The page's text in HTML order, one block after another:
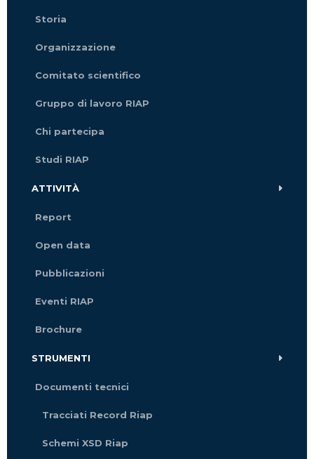
Storia
Organizzazione
Comitato scientifico
Gruppo di lavoro RIAP
Chi partecipa
Studi RIAP
ATTIVITÀ
Report
Open data
Pubblicazioni
Eventi RIAP
Brochure
STRUMENTI
Documenti tecnici
Tracciati Record Riap
Schemi XSD Riap